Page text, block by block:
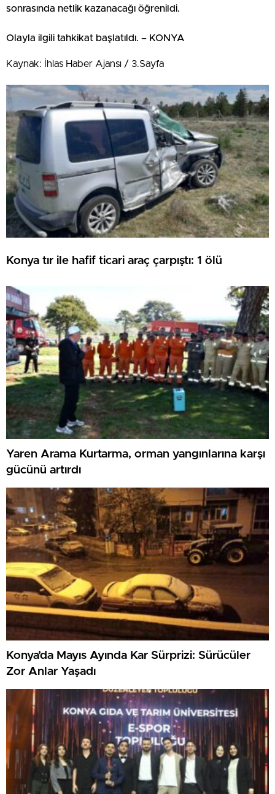
sonrasında netlik kazanacağı öğrenildi.
Olayla ilgili tahkikat başlatıldı. – KONYA
Kaynak: İhlas Haber Ajansı / 3.Sayfa
Konya tır ile hafif ticari araç çarpıştı: 1 ölü
Yaren Arama Kurtarma, orman yangınlarına karşı
gücünü artırdı
Konya’da Mayıs Ayında Kar Sürprizi: Sürücüler
Zor Anlar Yaşadı